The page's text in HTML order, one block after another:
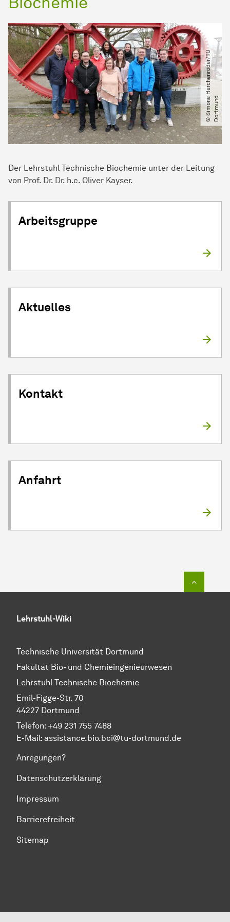
Der Lehrstuhl Technische Biochemie unter der Leitung
von Prof. Dr. Dr. h.c. Oliver Kayser.
©
S
i
m
o
ne
H
e
r
c
h
e
n
r
ö
d
e
r​
/​
T
U
D
o
r
t
m
u
nd
Arbeitsgruppe
Aktuelles
Kontakt
Anfahrt
Lehrstuhl-Wiki
Technische Universität Dortmund
Fakultät Bio- und Chemieingenieurwesen
Lehrstuhl Technische Biochemie
Emil-Figge-Str. 70
44227 Dortmund
Telefon: +49 231 755 7488
E-Mail: assistance.bio.bci@tu-dortmund.de
Anregungen?
Datenschutzerklärung
Impressum
Barrierefreiheit
Sitemap